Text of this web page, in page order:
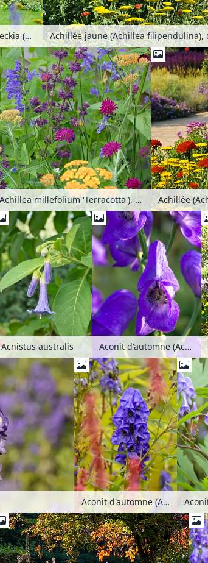
Érable (Acer), sauge de Russie (Perovskia), rudbeckia (Rudbeckia) et physostégie (Physostegia)
Achillée millefeuille (Achillea millefolium 'Terracotta'), menthe aux chats (Nepeta sibirica), sauge verticillée (Salvia verticillata 'Purple Rain') et knautie de Macédoine (Knautia macedonica)
Acnistus australis Aconit d'automne (Aconitum carmichaelii)
Aconit d'automne (Aconitum carmichaelii)